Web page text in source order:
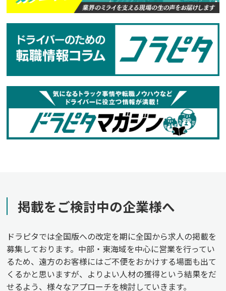
掲載をご検討中の企業様へ
ドラピタでは全国版への改定を期に全国から求人の掲載を
募集しております。中部・東海域を中心に営業を行ってい
るため、遠方のお客様にはご不便をおかけする場面も出て
くるかと思いますが、よりよい人材の獲得という結果をだ
せるよう、様々なアプローチを検討していきます。